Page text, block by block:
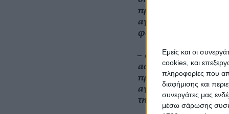
Εμείς και οι
cookies, και
πληροφορίες που
διαφήμισης και
συνεργάτες μας
μέσω σάρωσης
πρόσωπα που
αγροτικής
φωτοβολταϊκά
– οι
ασφαλισμένοι του
προγράμματα για
αγροτουρισμού και
της ΕΕ και